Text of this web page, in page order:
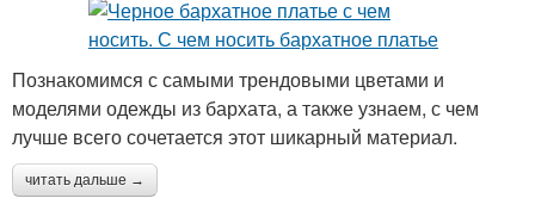
Познакомимся с самыми трендовыми цветами и
моделями одежды из бархата, а также узнаем, с чем
лучше всего сочетается этот шикарный материал.
читать дальше →